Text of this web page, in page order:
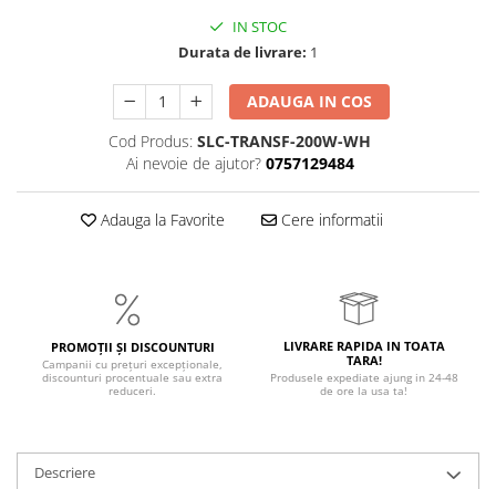
IN STOC
Durata de livrare: 1
ADAUGA IN COS
Cod Produs: SLC-TRANSF-200W-WH
Ai nevoie de ajutor? 0757129484
Adauga la Favorite Cere informatii
PROMOȚII ȘI DISCOUNTURI
Campanii cu prețuri excepționale,
discounturi procentuale sau extra
reduceri.
LIVRARE RAPIDA IN TOATA
TARA!
Produsele expediate ajung in 24-48
de ore la usa ta!
Descriere